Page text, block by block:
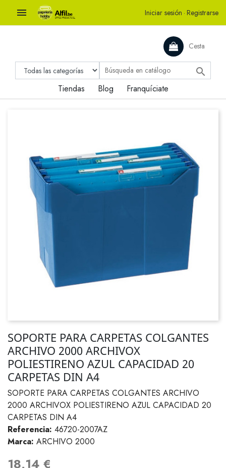
 Iniciar sesión · Registrarse
Cesta

Tiendas Blog Franquíciate
SOPORTE PARA CARPETAS COLGANTES
ARCHIVO 2000 ARCHIVOX
POLIESTIRENO AZUL CAPACIDAD 20
CARPETAS DIN A4
SOPORTE PARA CARPETAS COLGANTES ARCHIVO
2000 ARCHIVOX POLIESTIRENO AZUL CAPACIDAD 20
CARPETAS DIN A4
Referencia: 46720-2007AZ
Marca: ARCHIVO 2000
18,14 €